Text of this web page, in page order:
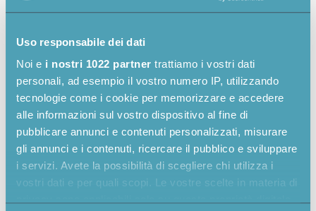
Uso responsabile dei dati
Noi e i nostri 1022 partner trattiamo i vostri dati
personali, ad esempio il vostro numero IP, utilizzando
tecnologie come i cookie per memorizzare e accedere
alle informazioni sul vostro dispositivo al fine di
pubblicare annunci e contenuti personalizzati, misurare
gli annunci e i contenuti, ricercare il pubblico e sviluppare
i servizi. Avete la possibilità di scegliere chi utilizza i
vostri dati e per quali scopi. Le vostre scelte in materia di